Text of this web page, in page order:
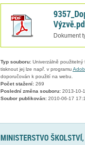
Dokument
Typ souboru:Univerzálně použitelný
tisknout jej lze např. v programu
doporučován k použití na webu.
Počet stažení:269
Poslední změna souboru:2013-10-
Soubor publikován:2010-06-17
MINISTERSTVO